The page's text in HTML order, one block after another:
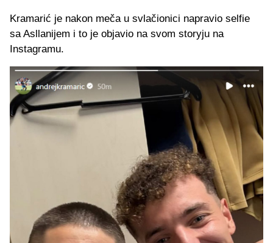
Kramarić je nakon meča u svlačionici napravio selfie
sa Asllanijem i to je objavio na svom storyju na
Instagramu.